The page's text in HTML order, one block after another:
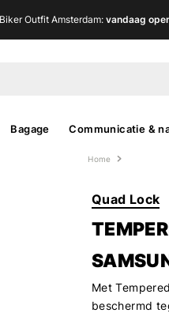
Biker Outfit Amsterdam: vandaag
Bagage Communicatie &
Home
Quad Lock
Met
beschermd